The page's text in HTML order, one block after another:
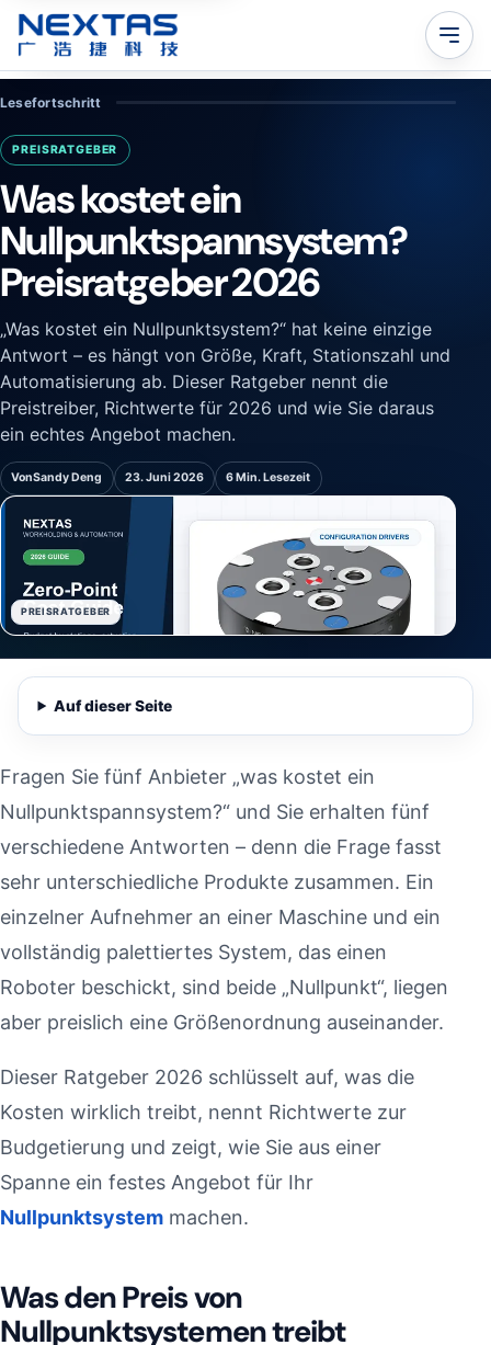
Lesefortschritt
PREISRATGEBER
Was kostet ein
Nullpunktspannsystem?
Preisratgeber 2026
„Was kostet ein Nullpunktsystem?“ hat keine einzige
Antwort – es hängt von Größe, Kraft, Stationszahl und
Automatisierung ab. Dieser Ratgeber nennt die
Preistreiber, Richtwerte für 2026 und wie Sie daraus
ein echtes Angebot machen.
VonSandy Deng 23. Juni 2026 6 Min. Lesezeit
PREISRATGEBER
Auf dieser Seite
Fragen Sie fünf Anbieter „was kostet ein
Nullpunktspannsystem?“ und Sie erhalten fünf
verschiedene Antworten – denn die Frage fasst
sehr unterschiedliche Produkte zusammen. Ein
einzelner Aufnehmer an einer Maschine und ein
vollständig palettiertes System, das einen
Roboter beschickt, sind beide „Nullpunkt“, liegen
aber preislich eine Größenordnung auseinander.
Dieser Ratgeber 2026 schlüsselt auf, was die
Kosten wirklich treibt, nennt Richtwerte zur
Budgetierung und zeigt, wie Sie aus einer
Spanne ein festes Angebot für Ihr
Nullpunktsystem machen.
Was den Preis von
Nullpunktsystemen treibt